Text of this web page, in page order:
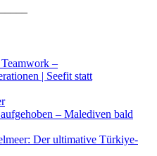
Teamwork –
| Seefit statt
– Malediven bald
Der ultimative Türkiye-